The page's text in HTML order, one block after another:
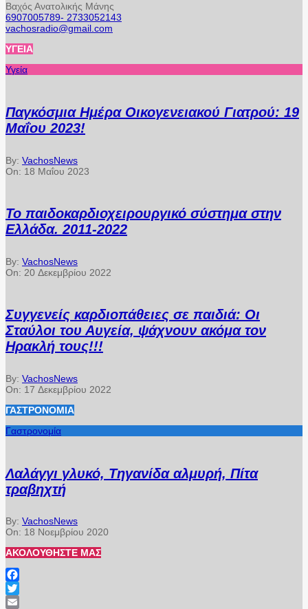
Βαχός Ανατολικής Μάνης
6907005789- 2733052143
vachosradio@gmail.com
ΥΓΕΊΑ
Υγεία
Παγκόσμια Ημέρα Οικογενειακού Γιατρού: 19
Μαΐου 2023!
By: VachosNews
On: 18 Μαΐου 2023
Το παιδοκαρδιοχειρουργικό σύστημα στην
Ελλάδα. 2011-2022
By: VachosNews
On: 20 Δεκεμβρίου 2022
Συγγενείς καρδιοπάθειες σε παιδιά: Οι
Σταύλοι του Αυγεία, ψάχνουν ακόμα τον
Ηρακλή τους!!!
By: VachosNews
On: 17 Δεκεμβρίου 2022
ΓΑΣΤΡΟΝΟΜΊΑ
Γαστρονομία
Λαλάγγι γλυκό, Τηγανίδα αλμυρή, Πίτα
τραβηχτή
By: VachosNews
On: 18 Νοεμβρίου 2020
ΑΚΟΛΟΥΘΉΣΤΕ ΜΑΣ
Facebook
Twitter